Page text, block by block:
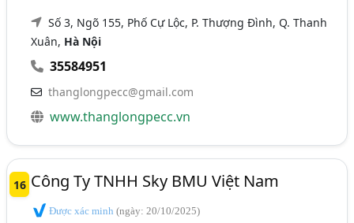
Số 3, Ngõ 155, Phố Cự Lộc, P. Thượng Đình, Q. Thanh
Xuân, Hà Nội
35584951
thanglongpecc@gmail.com
www.thanglongpecc.vn
16 Công Ty TNHH Sky BMU Việt Nam
Được xác minh(ngày: 20/10/2025)